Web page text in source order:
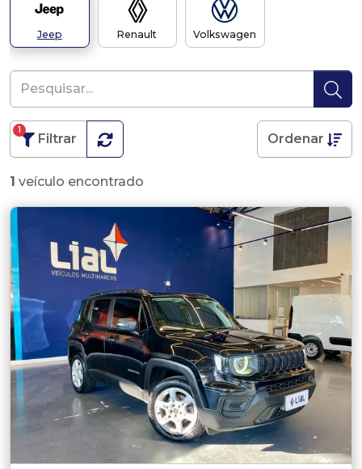
Jeep Renault Volkswagen
Filtrar
1
Ordenar
1 veículo encontrado